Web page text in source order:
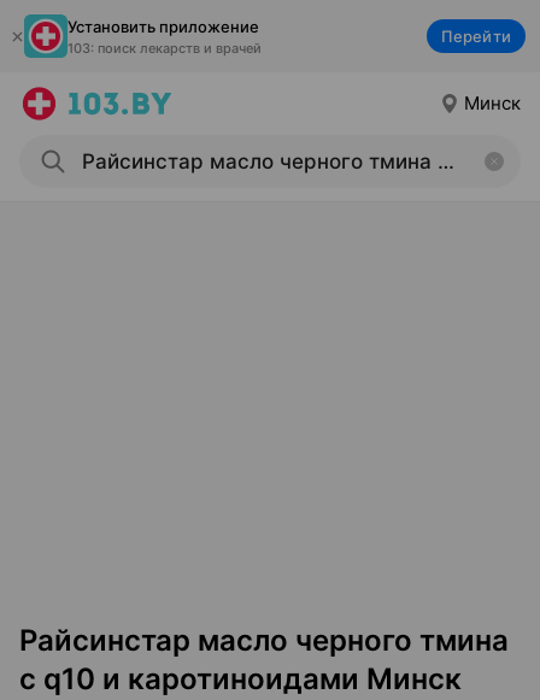
Установить приложение
103: поиск лекарств и врачей
Перейти
Минск
Райсинстар масло черного тмина
с q10 и каротиноидами Минск